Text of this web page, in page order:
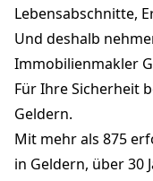
Lebensabschnitte,
Und deshalb
Immobilienmakler
Für Ihre Sicherheit
Geldern.
Mit mehr als 875
in Geldern, über 30